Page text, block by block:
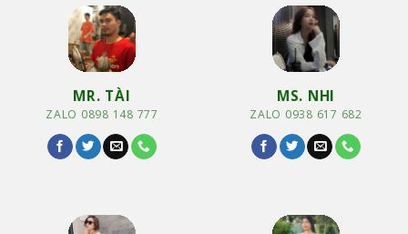
MR. TÀI
ZALO 0898 148 777
MS. NHI
ZALO 0938 617 682